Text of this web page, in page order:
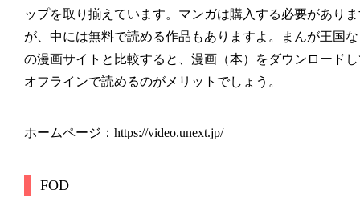
ップを取り揃えています。マンガは購入する必要があり
が、中には無料で読める作品もありますよ。まんが王国
の漫画サイトと比較すると、漫画（本）をダウンロード
オフラインで読めるのがメリットでしょう。
ホームページ：https://video.unext.jp/
FOD